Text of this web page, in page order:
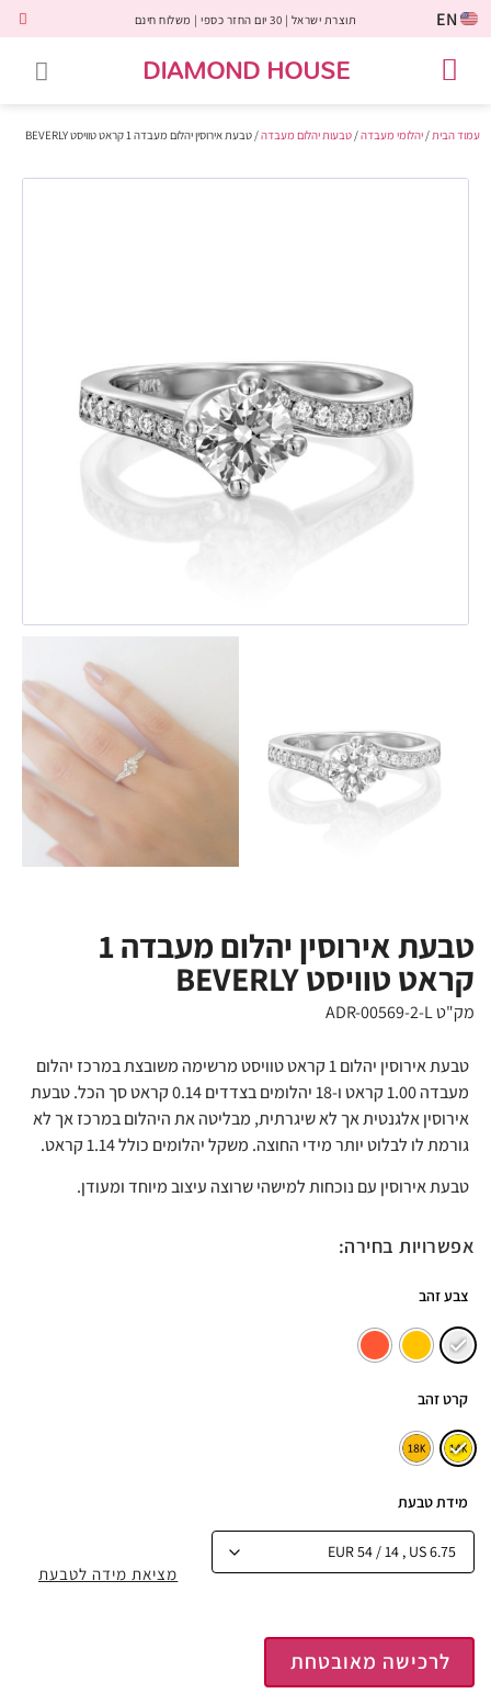
EN תוצרת ישראל | 30 יום החזר כספי | משלוח חינם
DIAMOND HOUSE
עמוד הבית/יהלומי מעבדה/טבעות יהלום מעבדה/ טבעת אירוסין יהלום מעבדה 1 קראט טוויסט BEVERLY
טבעת אירוסין יהלום מעבדה 1
קראט טוויסט BEVERLY
מק"ט ADR-00569-2-L
טבעת אירוסין יהלום 1 קראט טוויסט מרשימה משובצת במרכז יהלום
מעבדה 1.00 קראט ו-18 יהלומים בצדדים 0.14 קראט סך הכל. טבעת
אירוסין אלגנטית אך לא שיגרתית, מבליטה את היהלום במרכז אך לא
גורמת לו לבלוט יותר מידי החוצה. משקל יהלומים כולל 1.14 קראט.
טבעת אירוסין עם נוכחות למישהי שרוצה עיצוב מיוחד ומעודן.
אפשרויות בחירה:
צבע זהב
קרט זהב
מידת טבעת
לרכישה מאובטחת
מציאת מידה לטבעת